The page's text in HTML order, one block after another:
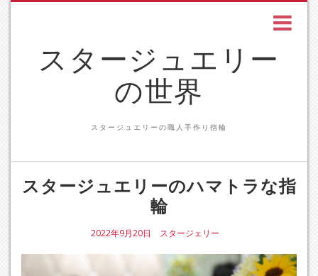
スタージュエリー
の世界
スタージュエリーの職人手作り指輪
スタージュエリーのハマトラな指
輪
2022年9月20日 スタージェリー